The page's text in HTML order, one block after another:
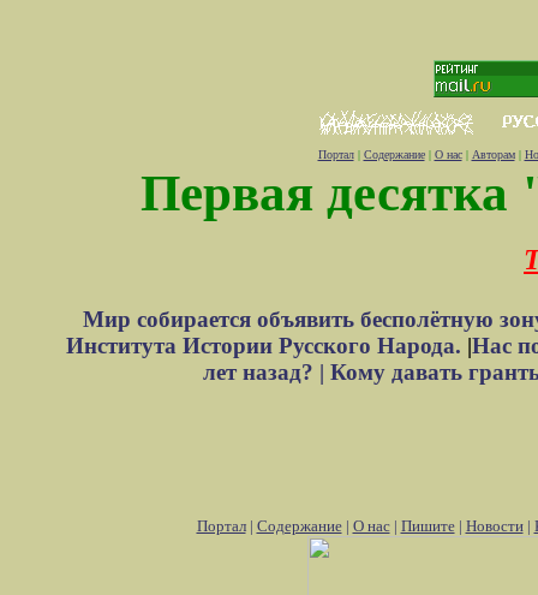
Портал| Содержание| О нас| Авторам|
Первая десятка
Мир собирается объявить бесполётную
Института Истории Русского Народа. |Нас
лет назад? | Кому давать
Портал| Содержание| О нас| Пишите| Новости|